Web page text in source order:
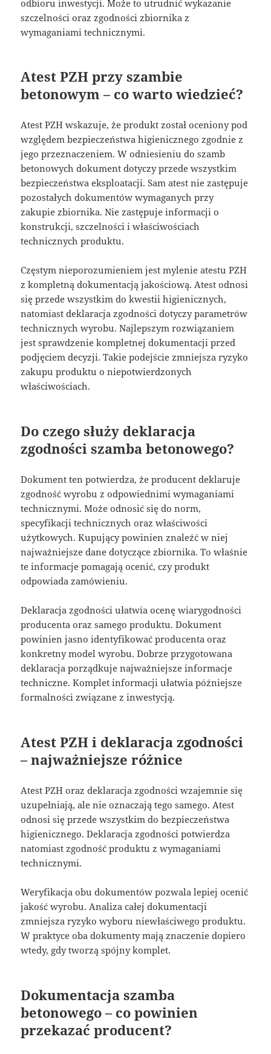
odbioru inwestycji. Może to utrudnić wykazanie
szczelności oraz zgodności zbiornika z
wymaganiami technicznymi.
Atest PZH przy szambie
betonowym – co warto wiedzieć?
Atest PZH wskazuje, że produkt został oceniony pod
względem bezpieczeństwa higienicznego zgodnie z
jego przeznaczeniem. W odniesieniu do szamb
betonowych dokument dotyczy przede wszystkim
bezpieczeństwa eksploatacji. Sam atest nie zastępuje
pozostałych dokumentów wymaganych przy
zakupie zbiornika. Nie zastępuje informacji o
konstrukcji, szczelności i właściwościach
technicznych produktu.
Częstym nieporozumieniem jest mylenie atestu PZH
z kompletną dokumentacją jakościową. Atest odnosi
się przede wszystkim do kwestii higienicznych,
natomiast deklaracja zgodności dotyczy parametrów
technicznych wyrobu. Najlepszym rozwiązaniem
jest sprawdzenie kompletnej dokumentacji przed
podjęciem decyzji. Takie podejście zmniejsza ryzyko
zakupu produktu o niepotwierdzonych
właściwościach.
Do czego służy deklaracja
zgodności szamba betonowego?
Dokument ten potwierdza, że producent deklaruje
zgodność wyrobu z odpowiednimi wymaganiami
technicznymi. Może odnosić się do norm,
specyfikacji technicznych oraz właściwości
użytkowych. Kupujący powinien znaleźć w niej
najważniejsze dane dotyczące zbiornika. To właśnie
te informacje pomagają ocenić, czy produkt
odpowiada zamówieniu.
Deklaracja zgodności ułatwia ocenę wiarygodności
producenta oraz samego produktu. Dokument
powinien jasno identyfikować producenta oraz
konkretny model wyrobu. Dobrze przygotowana
deklaracja porządkuje najważniejsze informacje
techniczne. Komplet informacji ułatwia późniejsze
formalności związane z inwestycją.
Atest PZH i deklaracja zgodności
– najważniejsze różnice
Atest PZH oraz deklaracja zgodności wzajemnie się
uzupełniają, ale nie oznaczają tego samego. Atest
odnosi się przede wszystkim do bezpieczeństwa
higienicznego. Deklaracja zgodności potwierdza
natomiast zgodność produktu z wymaganiami
technicznymi.
Weryfikacja obu dokumentów pozwala lepiej ocenić
jakość wyrobu. Analiza całej dokumentacji
zmniejsza ryzyko wyboru niewłaściwego produktu.
W praktyce oba dokumenty mają znaczenie dopiero
wtedy, gdy tworzą spójny komplet.
Dokumentacja szamba
betonowego – co powinien
przekazać producent?